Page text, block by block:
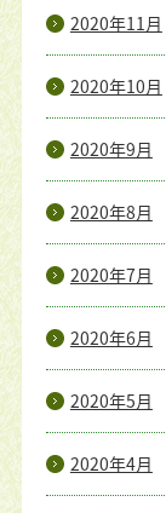
2020年11月
2020年10月
2020年9月
2020年8月
2020年7月
2020年6月
2020年5月
2020年4月